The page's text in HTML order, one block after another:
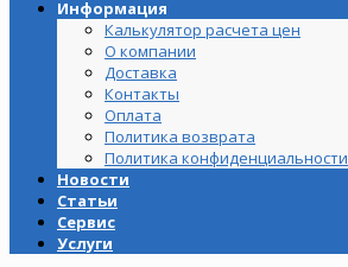
Информация
Калькулятор расчета цен
О компании
Доставка
Контакты
Оплата
Политика возврата
Политика конфиденциальности
Новости
Статьи
Сервис
Услуги